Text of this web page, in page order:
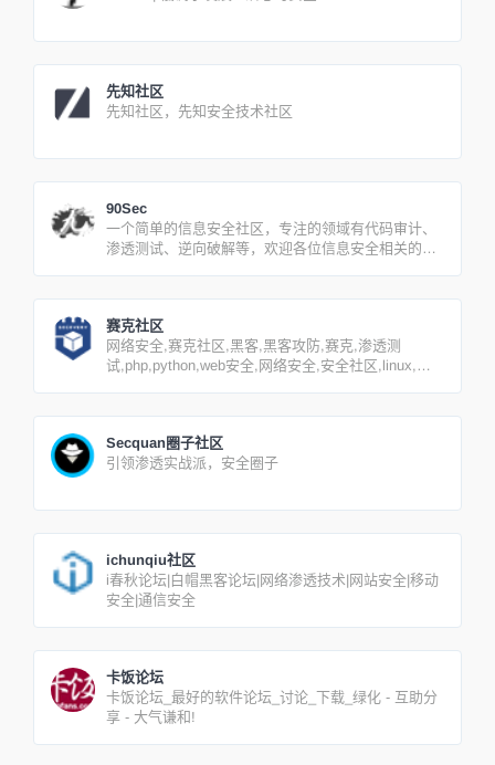
先知社区
先知社区，先知安全技术社区
90Sec
一个简单的信息安全社区，专注的领域有代码审计、
渗透测试、逆向破解等，欢迎各位信息安全相关的人
赛克社区
网络安全,赛克社区,黑客,黑客攻防,赛克,渗透测
试,php,python,web安全,网络安全,安全社区,linux,漏
Secquan圈子社区
引领渗透实战派，安全圈子
ichunqiu社区
i春秋论坛|白帽黑客论坛|网络渗透技术|网站安全|移动
安全|通信安全
卡饭论坛
卡饭论坛_最好的软件论坛_讨论_下载_绿化 - 互助分
享 - 大气谦和!